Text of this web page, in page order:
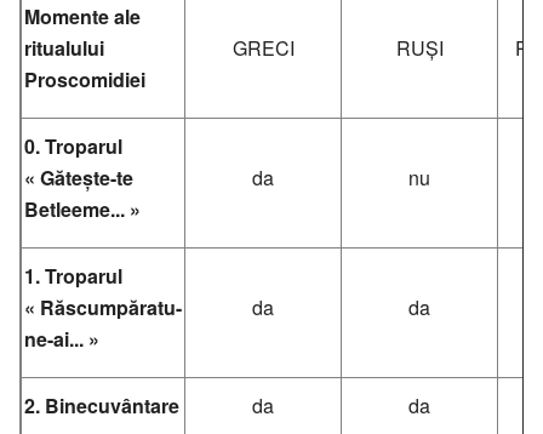
Momente ale
ritualului
Proscomidiei
GRECI RUȘI
0. Troparul
« Gătește-te
Betleeme... »
da nu
1. Troparul
« Răscumpăratu-
ne-ai... »
da da
2. Binecuvântare da da